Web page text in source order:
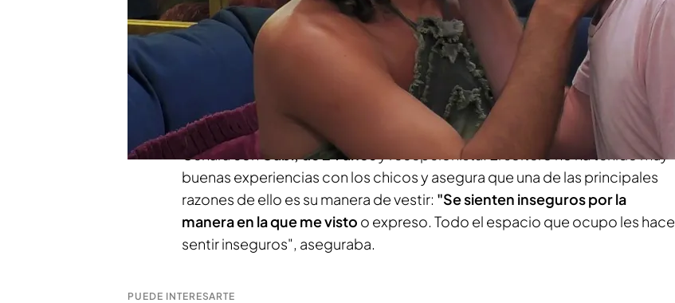
añosque se define como un "chico queer".
Actualmente vive en una
caravana a la que llama 'La mariconeta'. En el amor, después de haber
relaciones tóxicasy haber escrito un libro sobre ello,
tiene muy claro lo que no quiere, aunque no se cierra a nada ni a nadie: "Me
apunto a un bombardeo"
Cenará conGabi, de 24 años
y recepcionista. El soltero no ha tenido muy
buenas experiencias con los chicos y asegura que una de las principales
razones de ello es su manera de vestir: "Se sienten inseguros por la
manera en la que me visto o expreso. Todo el espacio que ocupo les hace
sentir inseguros", aseguraba.
PUEDE INTERESARTE